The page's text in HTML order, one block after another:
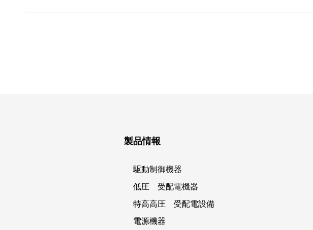
製品情報
駆動制御機器
低圧 受配電機器
特高高圧 受配電設備
電源機器